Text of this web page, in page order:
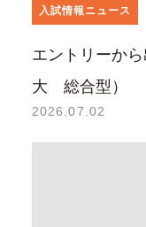
入試情報ニュース
エントリーか
大 総合型）
2026.07.02